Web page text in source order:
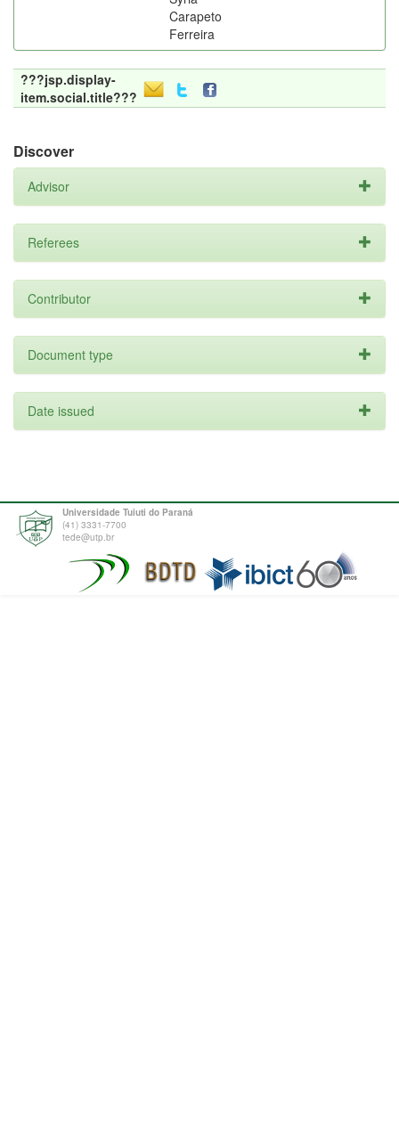
Carapeto
Ferreira
???jsp.display-
item.social.title???
Discover
Advisor
Referees
Contributor
Document type
Date issued
Universidade Tuiuti do Paraná
(41) 3331-7700
tede@utp.br